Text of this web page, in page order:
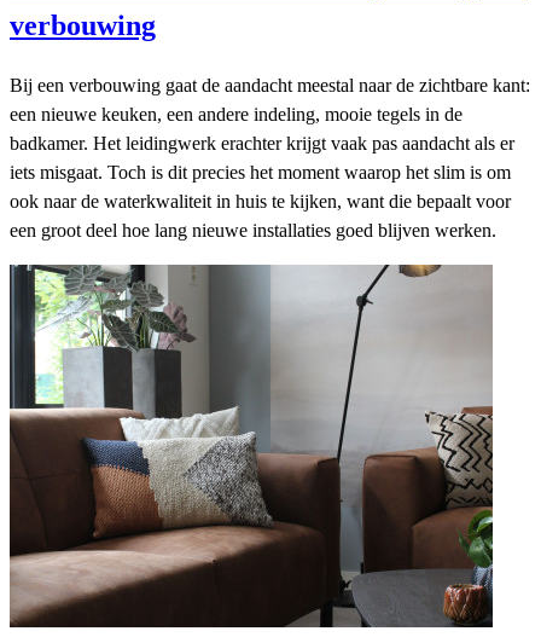
verbouwing
Bij een verbouwing gaat de aandacht meestal naar de zichtbare kant:
een nieuwe keuken, een andere indeling, mooie tegels in de
badkamer. Het leidingwerk erachter krijgt vaak pas aandacht als er
iets misgaat. Toch is dit precies het moment waarop het slim is om
ook naar de waterkwaliteit in huis te kijken, want die bepaalt voor
een groot deel hoe lang nieuwe installaties goed blijven werken.